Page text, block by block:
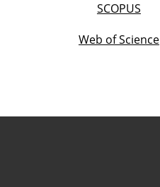
SCOPUS
Web of Science